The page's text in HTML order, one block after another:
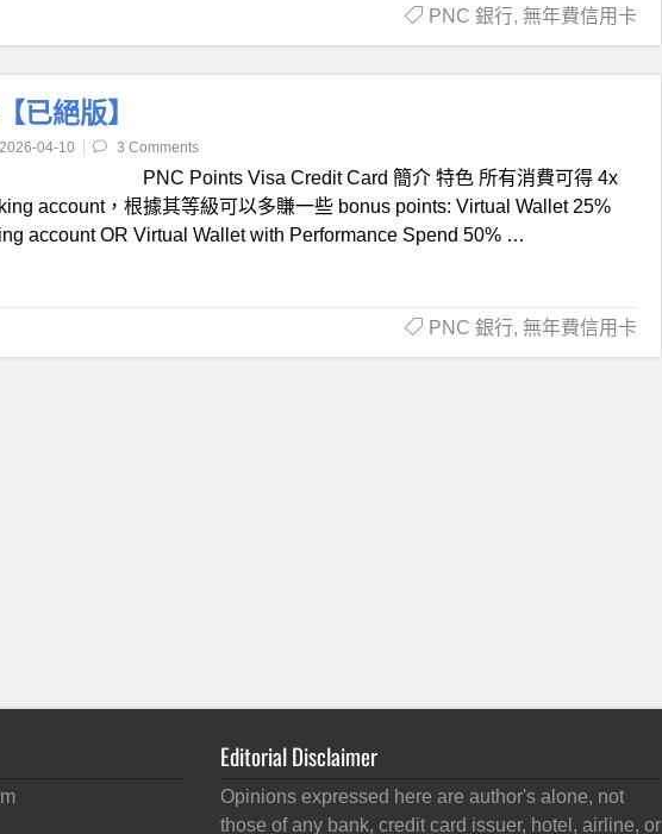
PNC 銀行, 無年費信用卡
已絕版】
2026-04-10 3 Comments
PNC Points Visa Credit Card 簡介 特色 所有消費可得 4x
account，根據其等級可以多賺一些 bonus points: Virtual Wallet 25%
account OR Virtual Wallet with Performance Spend 50% …
PNC 銀行, 無年費信用卡
Editorial Disclaimer
Opinions expressed here are author's alone, not
those of any bank, credit card issuer, hotel, airline, or